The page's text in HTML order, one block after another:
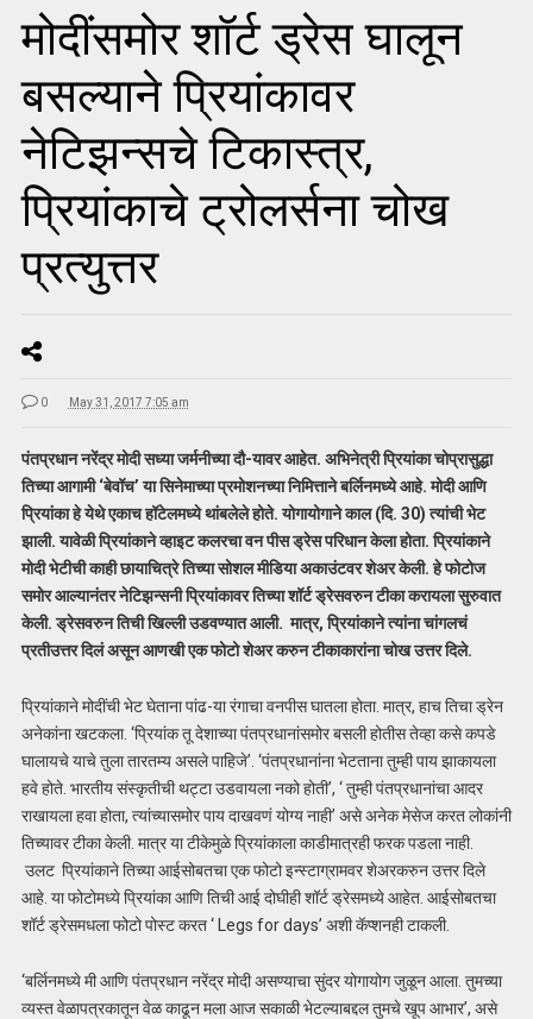
मोदींसमोर शॉर्ट ड्रेस घालून
बसल्याने प्रियांकावर
नेटिझन्सचे टिकास्त्र,
प्रियांकाचे ट्रोलर्सना चोख
प्रत्युत्तर
0 May 31, 2017 7:05 am
पंतप्रधान नरेंद्र मोदी सध्या जर्मनीच्या दौ-यावर आहेत. अभिनेत्री प्रियांका चोप्रासुद्धा
तिच्या आगामी ‘बेवॉच’ या सिनेमाच्या प्रमोशनच्या निमित्ताने बर्लिनमध्ये आहे. मोदी आणि
प्रियांका हे येथे एकाच हॉटेलमध्ये थांबलेले होते. योगायोगाने काल (दि. 30) त्यांची भेट
झाली. यावेळी प्रियांकाने व्हाइट कलरचा वन पीस ड्रेस परिधान केला होता. प्रियांकाने
मोदी भेटीची काही छायाचित्रे तिच्या सोशल मीडिया अकाउंटवर शेअर केली. हे फोटोज
समोर आल्यानंतर नेटिझन्सनी प्रियांकावर तिच्या शॉर्ट ड्रेसवरुन टीका करायला सुरुवात
केली. ड्रेसवरुन तिची खिल्ली उडवण्यात आली. मात्र, प्रियांकाने त्यांना चांगलचं
प्रतीउत्तर दिलं असून आणखी एक फोटो शेअर करुन टीकाकारांना चोख उत्तर दिले.
प्रियांकाने मोदींची भेट घेताना पांढ-या रंगाचा वनपीस घातला होता. मात्र, हाच तिचा ड्रेन
अनेकांना खटकला. ‘प्रियांक तू देशाच्या पंतप्रधानांसमोर बसली होतीस तेव्हा कसे कपडे
घालायचे याचे तुला तारतम्य असले पाहिजे’. ‘पंतप्रधानांना भेटताना तुम्ही पाय झाकायला
हवे होते. भारतीय संस्कृतीची थट्टा उडवायला नको होती’, ‘ तुम्ही पंतप्रधानांचा आदर
राखायला हवा होता, त्यांच्यासमोर पाय दाखवणं योग्य नाही’ असे अनेक मेसेज करत लोकांनी
तिच्यावर टीका केली. मात्र या टीकेमुळे प्रियांकाला काडीमात्रही फरक पडला नाही.
उलट प्रियांकाने तिच्या आईसोबतचा एक फोटो इन्स्टाग्रामवर शेअरकरुन उत्तर दिले
आहे. या फोटोमध्ये प्रियांका आणि तिची आई दोघीही शॉर्ट ड्रेसमध्ये आहेत. आईसोबतचा
शॉर्ट ड्रेसमधला फोटो पोस्ट करत ‘ Legs for days’ अशी कॅप्शनही टाकली.
‘बर्लिनमध्ये मी आणि पंतप्रधान नरेंद्र मोदी असण्याचा सुंदर योगायोग जुळून आला. तुमच्या
व्यस्त वेळापत्रकातून वेळ काढून मला आज सकाळी भेटल्याबद्दल तुमचे खूप आभार’, असे